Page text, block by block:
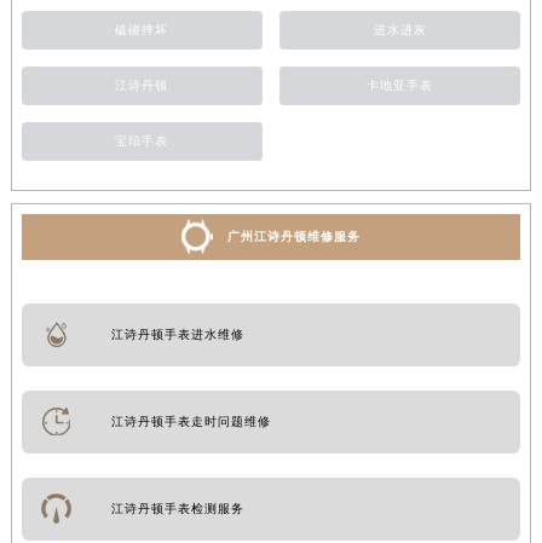
磕碰摔坏 进水进灰
江诗丹顿 卡地亚手表
宝珀手表
广州江诗丹顿维修服务
江诗丹顿手表进水维修
江诗丹顿手表走时问题维修
江诗丹顿手表检测服务